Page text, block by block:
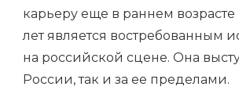
карьеру еще в раннем
лет является востребованным
на российской сцене. Она
России, так и за ее пределами.